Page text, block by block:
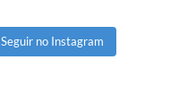
Seguir no Instagram